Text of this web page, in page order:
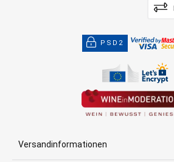
PSD2
Versandinformationen